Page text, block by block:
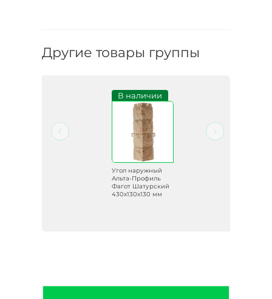
Другие товары группы
В наличии
Угол наружный
Альта-Профиль
Фагот Шатурский
430х130х130 мм